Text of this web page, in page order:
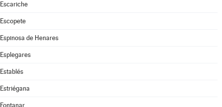
Escariche
Escopete
Espinosa de Henares
Esplegares
Establés
Estriégana
Fontanar